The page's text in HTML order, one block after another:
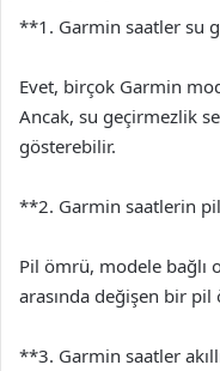
**1. Garmin saatler su
Evet, birçok Garmin
Ancak, su geçirmezlik
gösterebilir.
**2. Garmin saatlerin
Pil ömrü, modele bağlı
arasında değişen bir pil
**3. Garmin saatler